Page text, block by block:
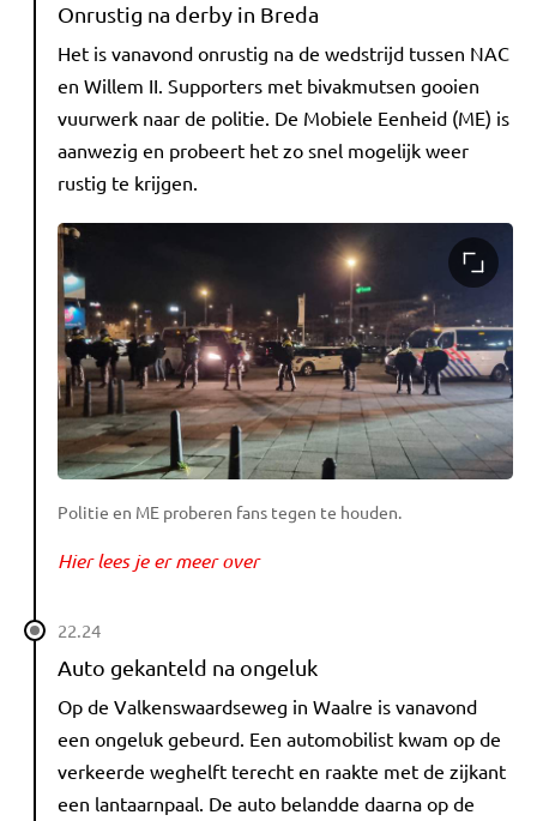
Onrustig na derby in Breda
Het is vanavond onrustig na de wedstrijd tussen NAC
en Willem II. Supporters met bivakmutsen gooien
vuurwerk naar de politie. De Mobiele Eenheid (ME) is
aanwezig en probeert het zo snel mogelijk weer
rustig te krijgen.
Politie en ME proberen fans tegen te houden.
Hier lees je er meer over
22.24
Auto gekanteld na ongeluk
Op de Valkenswaardseweg in Waalre is vanavond
een ongeluk gebeurd. Een automobilist kwam op de
verkeerde weghelft terecht en raakte met de zijkant
een lantaarnpaal. De auto belandde daarna op de